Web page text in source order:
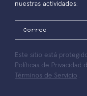
nuestras actividades:
Este sitio está
Políticas de Privacidad
Términos de Servicio .